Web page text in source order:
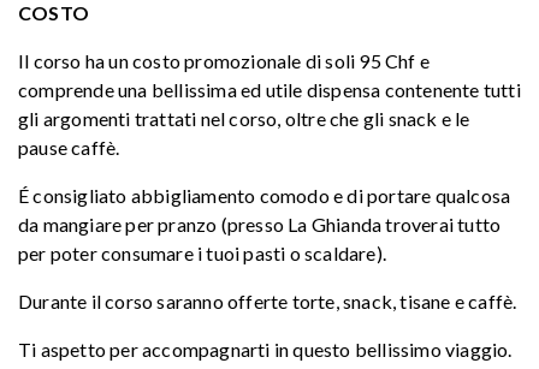
COSTO
Il corso ha un costo promozionale di soli 95 Chf e
comprende una bellissima ed utile dispensa contenente tutti
gli argomenti trattati nel corso, oltre che gli snack e le
pause caffè.
É consigliato abbigliamento comodo e di portare qualcosa
da mangiare per pranzo (presso La Ghianda troverai tutto
per poter consumare i tuoi pasti o scaldare).
Durante il corso saranno offerte torte, snack, tisane e caffè.
Ti aspetto per accompagnarti in questo bellissimo viaggio.